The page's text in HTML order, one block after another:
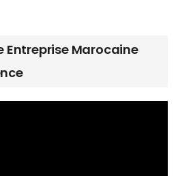
Entreprise Marocaine